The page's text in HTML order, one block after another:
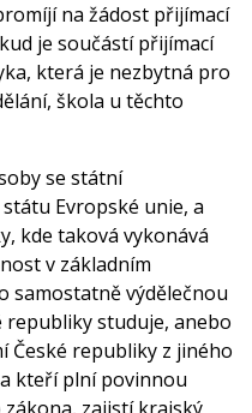
na žádost přijímací
je součástí přijímací
která je nezbytná pro
škola u těchto
se státní
Evropské unie, a
kde taková vykonává
v základním
samostatně výdělečnou
republiky studuje, anebo
České republiky z jiného
kteří plní povinnou